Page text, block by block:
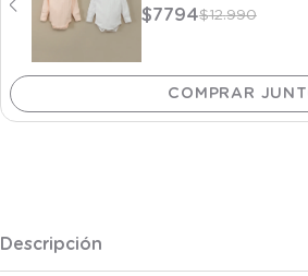
$7794$12.990
Descripción